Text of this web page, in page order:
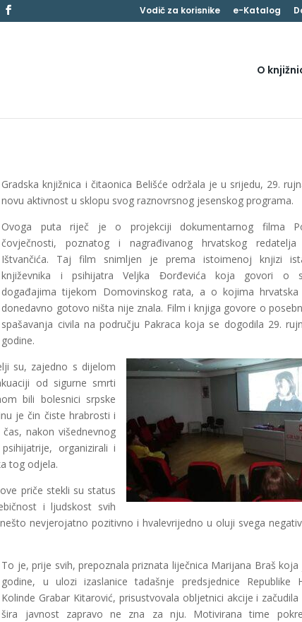
Vodič za korisnike e-Katalog
O
Gradska knjižnica i čitaonica Belišće održala je u srijedu, 29.
novu aktivnost u sklopu svog raznovrsnog jesenskog programa.
Ovoga puta riječ je o projekciji dokumentarnog filma
čovječnosti, poznatog i nagrađivanog hrvatskog redatelja
Ištvančića. Taj film snimljen je prema istoimenoj knjizi
književnika i psihijatra Veljka Đorđevića koja govori o
događajima tijekom Domovinskog rata, a o kojima hrvatska
donedavno gotovo ništa nije znala. Film i knjiga govore o
spašavanja civila na području Pakraca koja se dogodila 29.
godine.
su, zajedno s dijelom
od sigurne smrti
bili bolesnici srpske
je čin čiste hrabrosti i
nakon višednevnog
organizirali i
tog odjela.
priče stekli su status
i ljudskost svih
nevjerojatno pozitivno i hvalevrijedno u oluji svega
To je, prije svih, prepoznala priznata liječnica Marijana Braš koja
godine, u ulozi izaslanice tadašnje predsjednice Republike
Kolinde Grabar Kitarović, prisustvovala obljetnici akcije i začudila
šira javnost zapravo ne zna za nju. Motivirana time